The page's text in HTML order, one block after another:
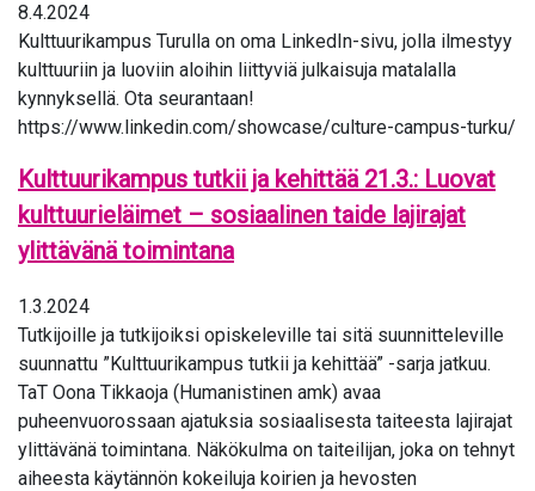
8.4.2024
Kulttuurikampus Turulla on oma LinkedIn-sivu, jolla ilmestyy
kulttuuriin ja luoviin aloihin liittyviä julkaisuja matalalla
kynnyksellä. Ota seurantaan!
https://www.linkedin.com/showcase/culture-campus-turku/
Kulttuurikampus tutkii ja kehittää 21.3.: Luovat
kulttuurieläimet – sosiaalinen taide lajirajat
ylittävänä toimintana
1.3.2024
Tutkijoille ja tutkijoiksi opiskeleville tai sitä suunnitteleville
suunnattu ”Kulttuurikampus tutkii ja kehittää” -sarja jatkuu.
TaT Oona Tikkaoja (Humanistinen amk) avaa
puheenvuorossaan ajatuksia sosiaalisesta taiteesta lajirajat
ylittävänä toimintana. Näkökulma on taiteilijan, joka on tehnyt
aiheesta käytännön kokeiluja koirien ja hevosten